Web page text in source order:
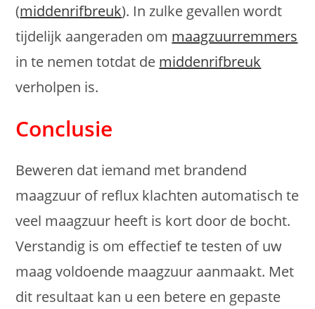
(middenrifbreuk). In zulke gevallen wordt
tijdelijk aangeraden om maagzuurremmers
in te nemen totdat de middenrifbreuk
verholpen is.
Conclusie
Beweren dat iemand met brandend
maagzuur of reflux klachten automatisch te
veel maagzuur heeft is kort door de bocht.
Verstandig is om effectief te testen of uw
maag voldoende maagzuur aanmaakt. Met
dit resultaat kan u een betere en gepaste